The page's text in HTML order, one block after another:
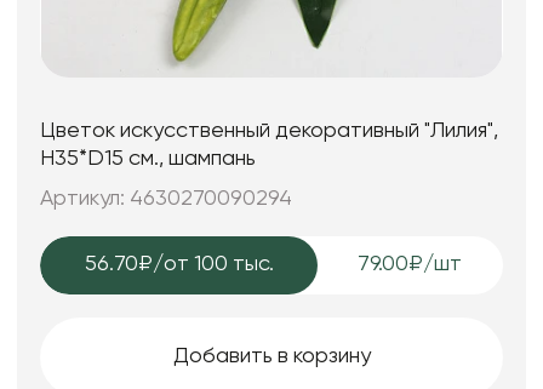
Цветок искусственный декоративный "Лилия",
H35*D15 см., шампань
Артикул: 4630270090294
56.70₽/от 100 тыс. 79.00₽/шт
Добавить в корзину